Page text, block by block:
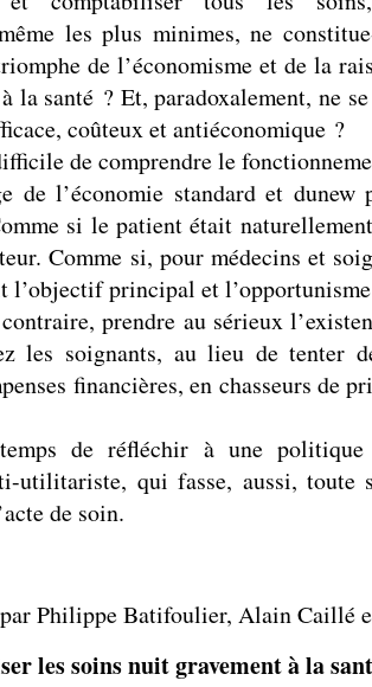
les plus minimes, ne
de l’économisme et de la
la santé ? Et, paradoxalement, ne
coûteux et antiéconomique ?
de comprendre le
de l’économie standard et dunew
si le patient était
Comme si, pour médecins et
l’objectif principal et
prendre au sérieux
les soignants, au lieu de tenter
financières, en chasseurs de
de réfléchir à une politique
utilitariste, qui fasse, aussi,
de soin.
Philippe Batifoulier, Alain Caillé
les soins nuit gravement à la